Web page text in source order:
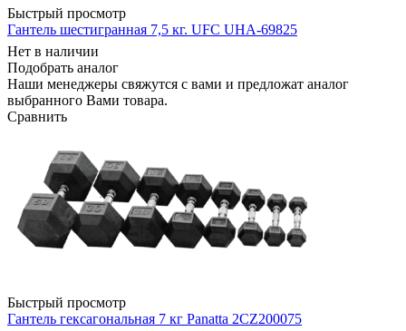
Быстрый просмотр
Гантель шестигранная 7,5 кг. UFC UHA-69825
Нет в наличии
Подобрать аналог
Наши менеджеры свяжутся с вами и предложат аналог
выбранного Вами товара.
Сравнить
Быстрый просмотр
Гантель гексагональная 7 кг Panatta 2CZ200075